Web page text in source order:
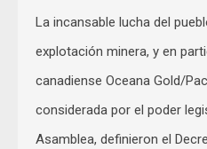
La incansable lucha del
explotación minera, y en
canadiense Oceana Gold/
considerada por el poder
Asamblea, definieron el